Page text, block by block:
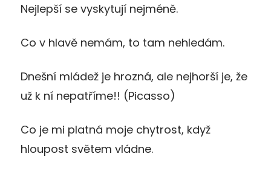
Nejlepší se vyskytují nejméně.
Co v hlavě nemám, to tam nehledám.
Dnešní mládež je hrozná, ale nejhorší je, že
už k ní nepatříme!! (Picasso)
Co je mi platná moje chytrost, když
hloupost světem vládne.